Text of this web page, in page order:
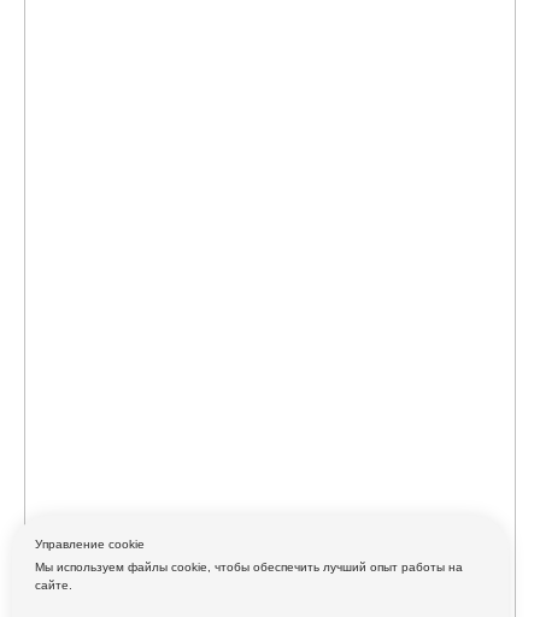
Управление cookie
Мы используем файлы cookie, чтобы обеспечить лучший опыт работы на
сайте.